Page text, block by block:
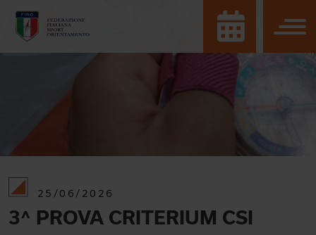
25/06/2026
3^ PROVA CRITERIUM CSI